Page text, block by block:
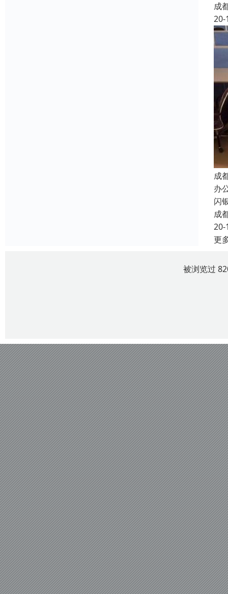
成
20-
成
办
闪
成
20-
更
被浏览过